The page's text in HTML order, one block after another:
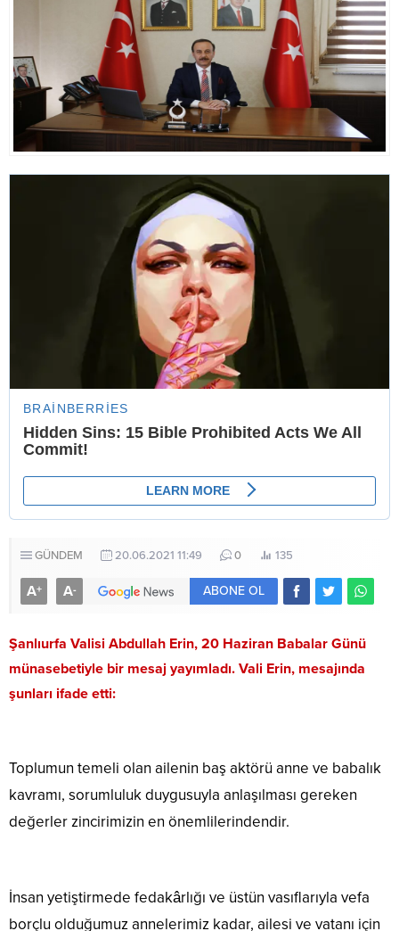
GÜNDEM 20.06.2021 11:49 0 135
A+ A- ABONE OL
Şanlıurfa Valisi Abdullah Erin, 20 Haziran Babalar Günü
münasebetiyle bir mesaj yayımladı. Vali Erin, mesajında
şunları ifade etti:
Toplumun temeli olan ailenin baş aktörü anne ve babalık
kavramı, sorumluluk duygusuyla anlaşılması gereken
değerler zincirimizin en önemlilerindendir.
İnsan yetiştirmede fedakârlığı ve üstün vasıflarıyla vefa
borçlu olduğumuz annelerimiz kadar, ailesi ve vatanı için